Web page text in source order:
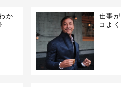
か
仕事
コよ